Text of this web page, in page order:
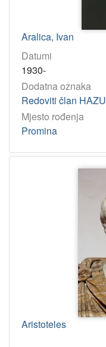
Aralica, Ivan
Datumi
1930-
Dodatna oznaka
Redoviti član HAZU
Mjesto rođenja
Promina
Aristoteles